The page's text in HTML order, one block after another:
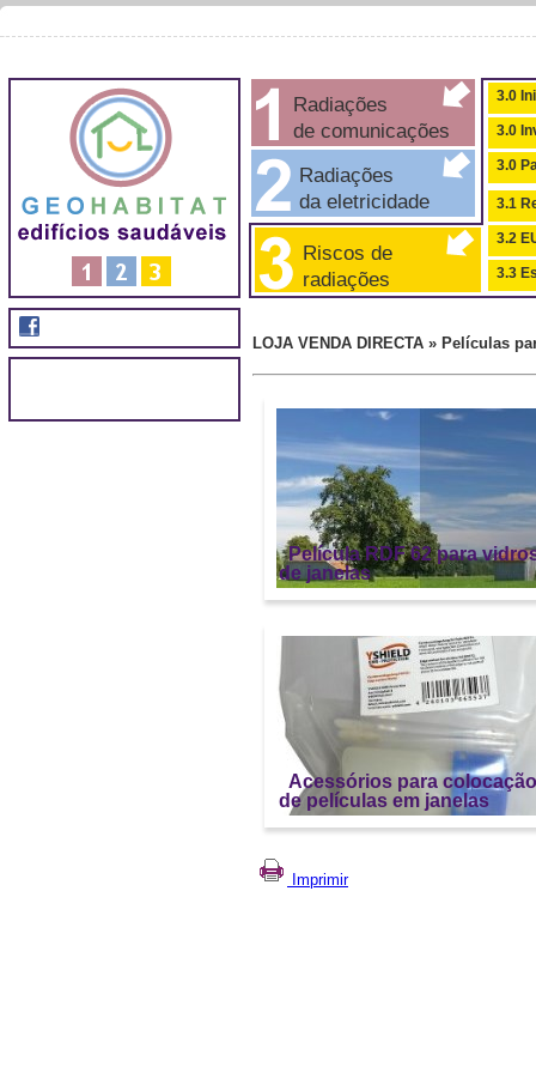
Radiações
de comunicações
Radiações
da eletricidade
Riscos de
radiações
3.0
3.0
3.0
3.1
3.2
3.3
LOJA VENDA DIRECTA » Películas
Película RDF 62 para
de janelas
Acessórios para colocação
de películas em janelas
Imprimir